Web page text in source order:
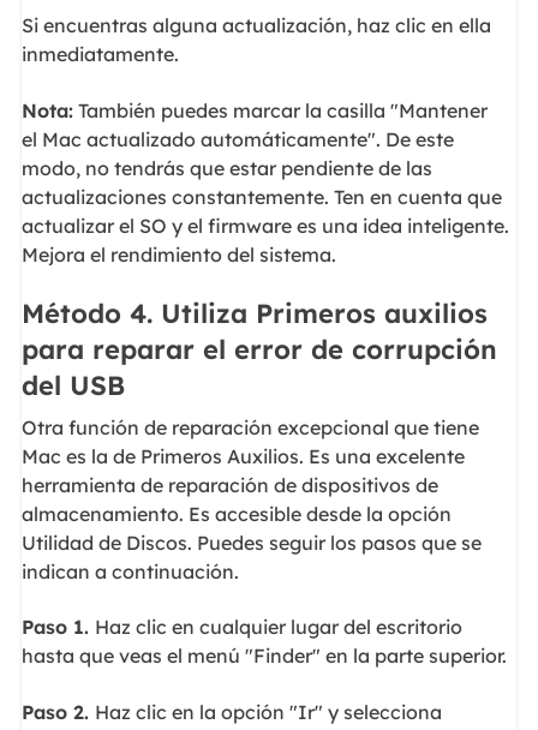
Si encuentras alguna actualización, haz clic en ella
inmediatamente.
Nota:También puedes marcar la casilla "Mantener
el Mac actualizado automáticamente". De este
modo, no tendrás que estar pendiente de las
actualizaciones constantemente. Ten en cuenta que
actualizar el SO y el firmware es una idea inteligente.
Mejora el rendimiento del sistema.
Método 4. Utiliza Primeros auxilios
para reparar el error de corrupción
del USB
Otra función de reparación excepcional que tiene
Mac es la de Primeros Auxilios. Es una excelente
herramienta de reparación de dispositivos de
almacenamiento. Es accesible desde la opción
Utilidad de Discos. Puedes seguir los pasos que se
indican a continuación.
Paso 1. Haz clic en cualquier lugar del escritorio
hasta que veas el menú "Finder" en la parte superior.
Paso 2. Haz clic en la opción "Ir" y selecciona